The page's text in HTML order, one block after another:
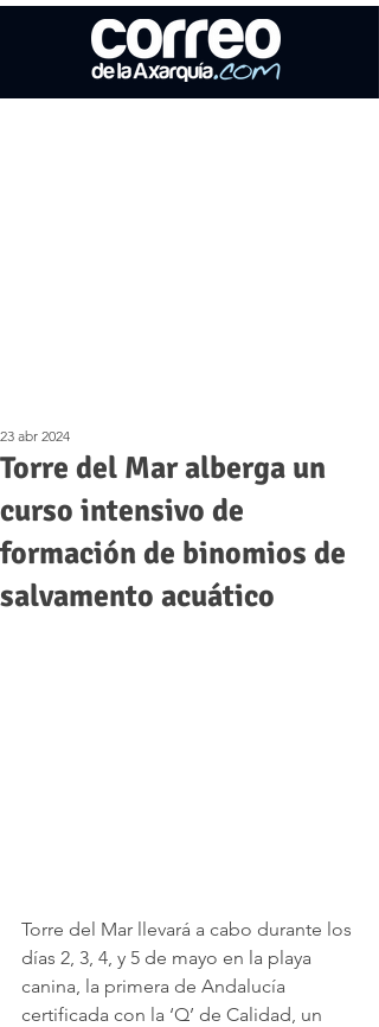
Torre del Mar alberga un
curso intensivo de
formación de binomios de
salvamento acuático
23 abr 2024
Torre del Mar llevará a cabo durante los
días 2, 3, 4, y 5 de mayo en la playa
canina, la primera de Andalucía
certificada con la ‘Q’ de Calidad, un